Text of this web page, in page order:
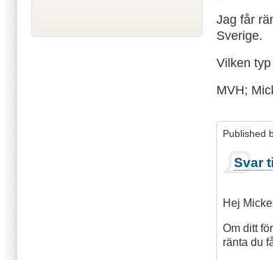
Jag får
Sverige.
Vilken
MVH;
Published
Svar
Hej
Om ditt
ränta du